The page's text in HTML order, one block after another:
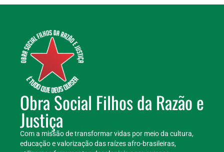
Obra Social Filhos da Razão e
Justiça
Com a missão de transformar vidas por meio da cultura,
educação e valorização das raízes afro-brasileiras,